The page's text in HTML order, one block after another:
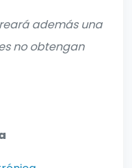
además una
no obtengan